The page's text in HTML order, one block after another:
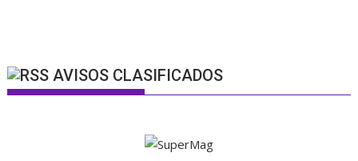
AVISOS CLASIFICADOS